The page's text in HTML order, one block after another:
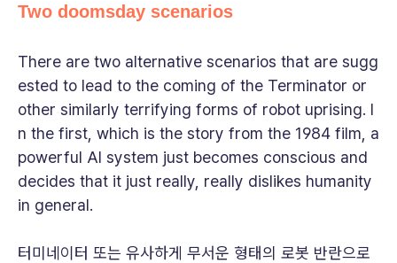
Two doomsday scenarios
There are two alternative scenarios that are sugg
ested to lead to the coming of the Terminator or
other similarly terrifying forms of robot uprising. I
n the first, which is the story from the 1984 film, a
powerful AI system just becomes conscious and
decides that it just really, really dislikes humanity
in general.
터미네이터 또는 유사하게 무서운 형태의 로봇 반란으로